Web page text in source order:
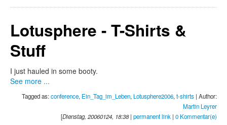
Lotusphere - T-Shirts &
Stuff
I just hauled in some booty.
See more ...
Tagged as:conference, Ein_Tag_im_Leben, Lotusphere2006,t-shirts | Author:
Martin Leyrer
[Dienstag, 20060124, 18:38| permanent link | 0 Kommentar(e)